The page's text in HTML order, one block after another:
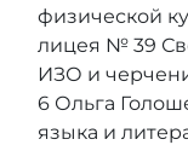
физической
лицея № 39
ИЗО и
6 Ольга
языка и